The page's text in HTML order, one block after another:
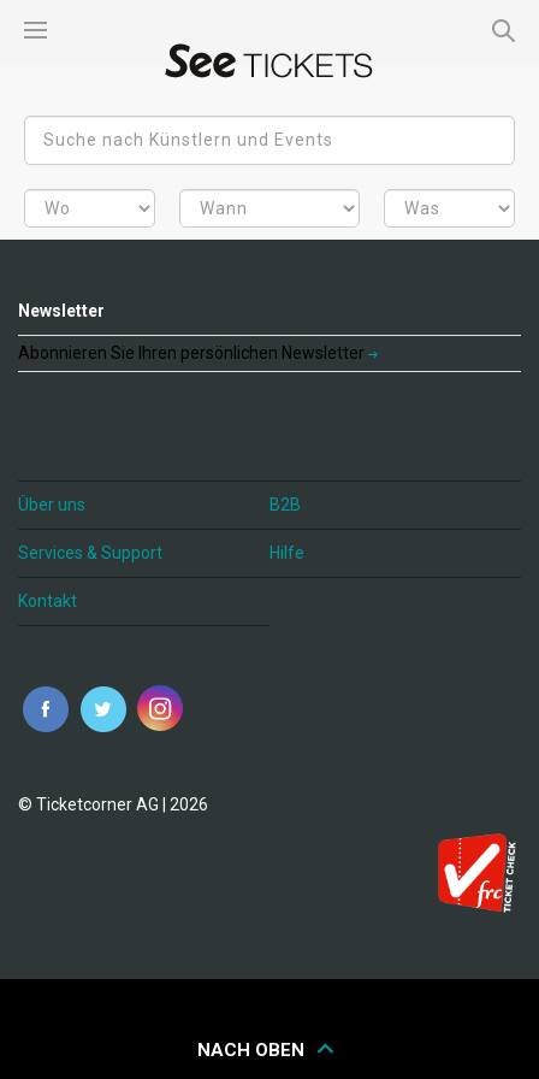
Newsletter
Abonnieren Sie Ihren persönlichen Newsletter
Über uns B2B
Services & Support Hilfe
Kontakt
© Ticketcorner AG | 2026
NACH OBEN